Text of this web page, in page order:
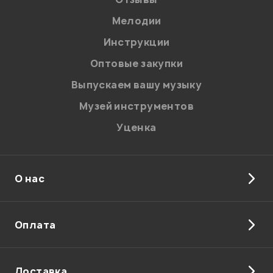
на обработку персональных данных в
Политикой в отношении обработки
персональных данных.
Введите проверочное число:
Отправить
Мелодии
Инструкции
Оптовые закупки
Выпускаем вашу музыку
Музей инструментов
Уценка
О нас
Оплата